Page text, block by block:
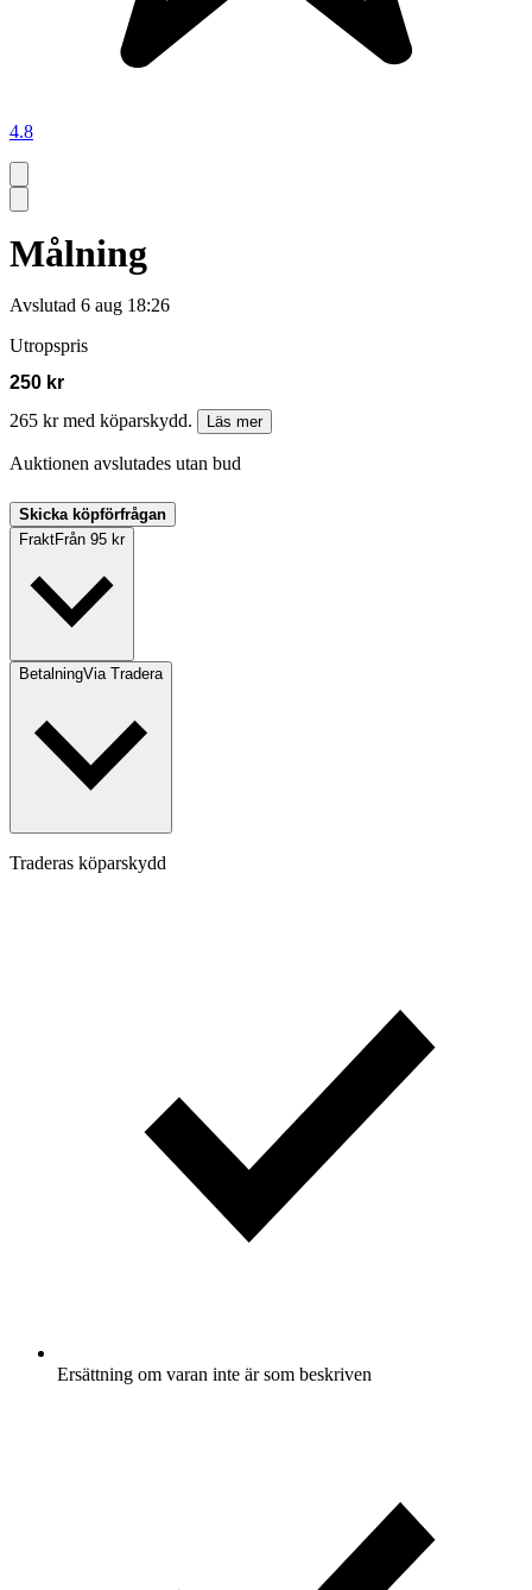
4.8
Målning
Avslutad 6 aug 18:26
Utropspris
250 kr
265 kr med köparskydd.
Läs mer
Auktionen avslutades utan bud
Skicka köpförfrågan
FraktFrån 95 kr
BetalningVia Tradera
Traderas köparskydd
Ersättning om varan inte är som beskriven